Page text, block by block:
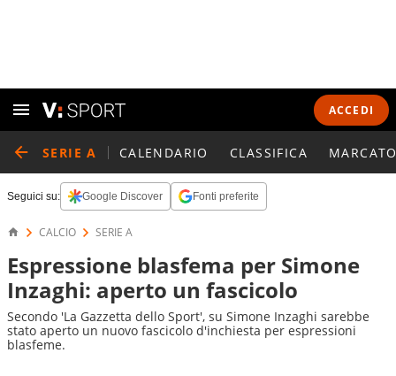
ACCEDI
SERIE A CALENDARIO CLASSIFICA
Seguici su: Google Discover Fonti preferite
CALCIO SERIE A
Espressione blasfema per Simone
Inzaghi: aperto un fascicolo
Secondo 'La Gazzetta dello Sport', su Simone Inzaghi sarebbe
stato aperto un nuovo fascicolo d'inchiesta per espressioni
blasfeme.